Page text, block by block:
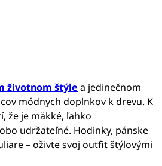
životnom štýle a jedinečnom
módnych doplnkov k drevu. K
že je mäkké, ľahko
udržateľné. Hodinky, pánske
– oživte svoj outfit štýlovými